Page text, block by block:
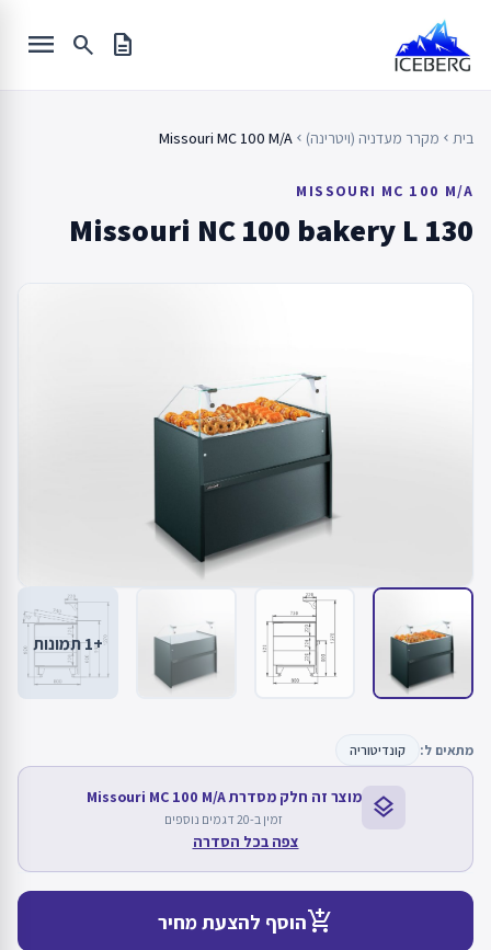
content
description
search
menu
בית chevron_left מקרר מעדניה (ויטרינה) chevron_left
Missouri MC 100 M/A
MISSOURI MC 100 M/A
Missouri NC 100 bakery L 130
+1 תמונות
מתאים ל: קונדיטוריה
layers מוצר זה חלק מסדרת Missouri MC 100 M/A
זמין ב-20 דגמים נוספים
צפה בכל הסדרה
add_shopping_cartהוסף להצעת מחיר